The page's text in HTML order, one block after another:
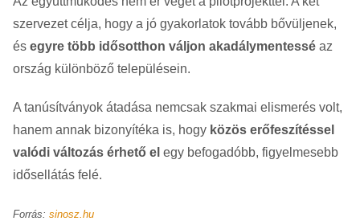
szervezet célja, hogy a jó gyakorlatok tovább bővüljenek,
és egyre több idősotthon váljon akadálymentessé az
ország különböző településein.
A tanúsítványok átadása nemcsak szakmai elismerés volt,
hanem annak bizonyítéka is, hogy közös erőfeszítéssel
valódi változás érhető el egy befogadóbb, figyelmesebb
idősellátás felé.
Forrás: sinosz.hu